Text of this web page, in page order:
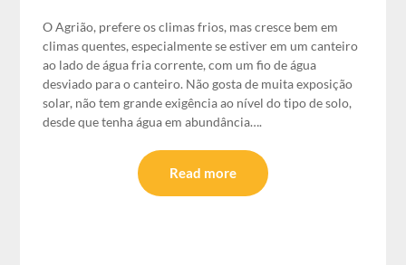
O Agrião, prefere os climas frios, mas cresce bem em
climas quentes, especialmente se estiver em um canteiro
ao lado de água fria corrente, com um fio de água
desviado para o canteiro. Não gosta de muita exposição
solar, não tem grande exigência ao nível do tipo de solo,
desde que tenha água em abundância….
Read more